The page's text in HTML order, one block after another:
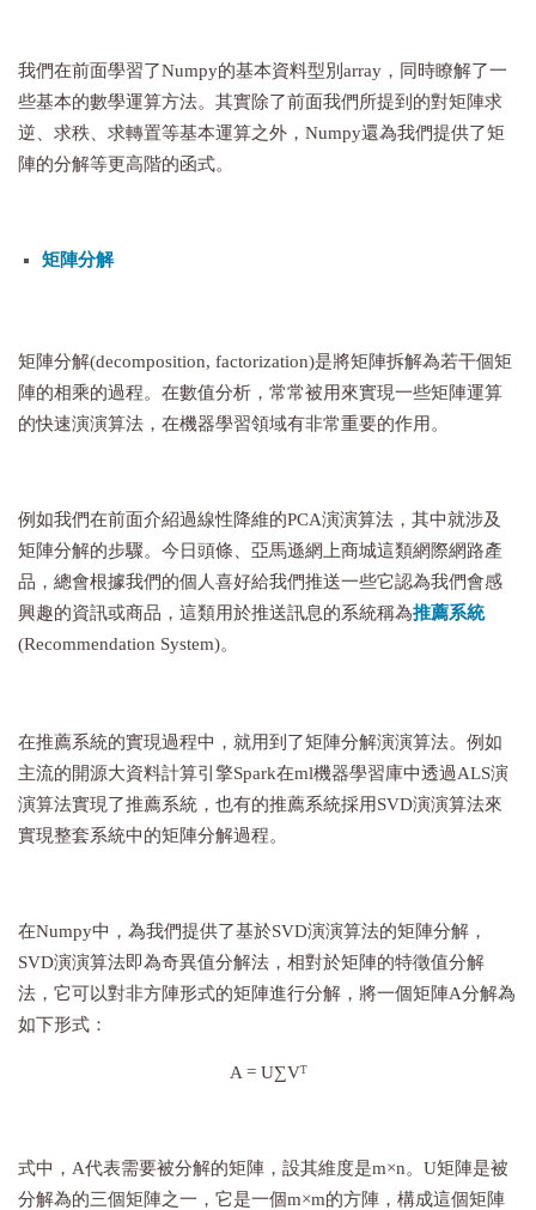
我們在前面學習了Numpy的基本資料型別array，同時瞭解了一
些基本的數學運算方法。其實除了前面我們所提到的對矩陣求
逆、求秩、求轉置等基本運算之外，Numpy還為我們提供了矩
陣的分解等更高階的函式。
矩陣分解
矩陣分解(decomposition, factorization)是將矩陣拆解為若干個矩
陣的相乘的過程。在數值分析，常常被用來實現一些矩陣運算
的快速演演算法，在機器學習領域有非常重要的作用。
例如我們在前面介紹過線性降維的PCA演演算法，其中就涉及
矩陣分解的步驟。今日頭條、亞馬遜網上商城這類網際網路產
品，總會根據我們的個人喜好給我們推送一些它認為我們會感
興趣的資訊或商品，這類用於推送訊息的系統稱為推薦系統
(Recommendation System)。
在推薦系統的實現過程中，就用到了矩陣分解演演算法。例如
主流的開源大資料計算引擎Spark在ml機器學習庫中透過ALS演
演算法實現了推薦系統，也有的推薦系統採用SVD演演算法來
實現整套系統中的矩陣分解過程。
在Numpy中，為我們提供了基於SVD演演算法的矩陣分解，
SVD演演算法即為奇異值分解法，相對於矩陣的特徵值分解
法，它可以對非方陣形式的矩陣進行分解，將一個矩陣A分解為
如下形式：
A = U∑VT
式中，A代表需要被分解的矩陣，設其維度是m×n。U矩陣是被
分解為的三個矩陣之一，它是一個m×m的方陣，構成這個矩陣